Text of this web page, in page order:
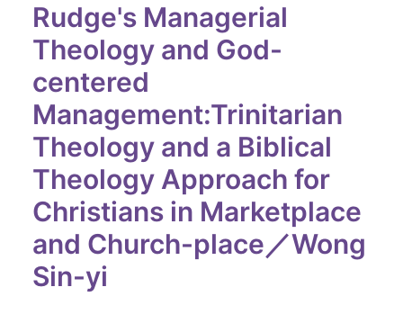
Rudge's Managerial
Theology and God-
centered
Management:Trinitarian
Theology and a Biblical
Theology Approach for
Christians in Marketplace
and Church-place／Wong
Sin-yi